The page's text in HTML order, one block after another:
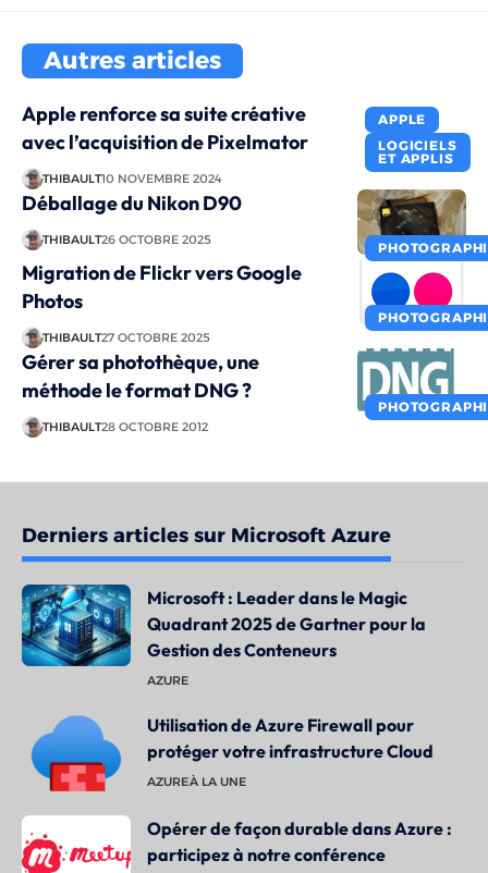
Autres articles
APPLE
LOGICIELS
ET APPLIS
Apple renforce sa suite créative
avec l’acquisition de Pixelmator
THIBAULT10 NOVEMBRE 2024
Déballage du Nikon D90
THIBAULT26 OCTOBRE 2025
Migration de Flickr vers Google
Photos
THIBAULT27 OCTOBRE 2025
Gérer sa photothèque, une
méthode le format DNG ?
THIBAULT28 OCTOBRE 2012
Derniers articles sur Microsoft Azure
Microsoft : Leader dans le Magic
Quadrant 2025 de Gartner pour la
Gestion des Conteneurs
AZURE
Utilisation de Azure Firewall pour
protéger votre infrastructure Cloud
AZUREÀ LA UNE
Opérer de façon durable dans Azure :
participez à notre conférence